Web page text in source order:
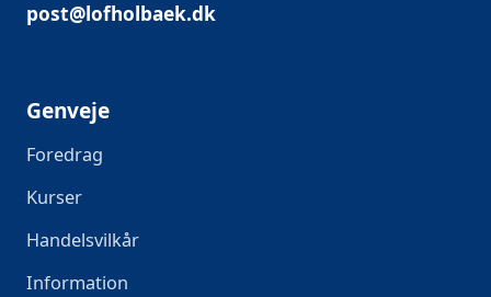
post@lofholbaek.dk
Genveje
Foredrag
Kurser
Handelsvilkår
Information